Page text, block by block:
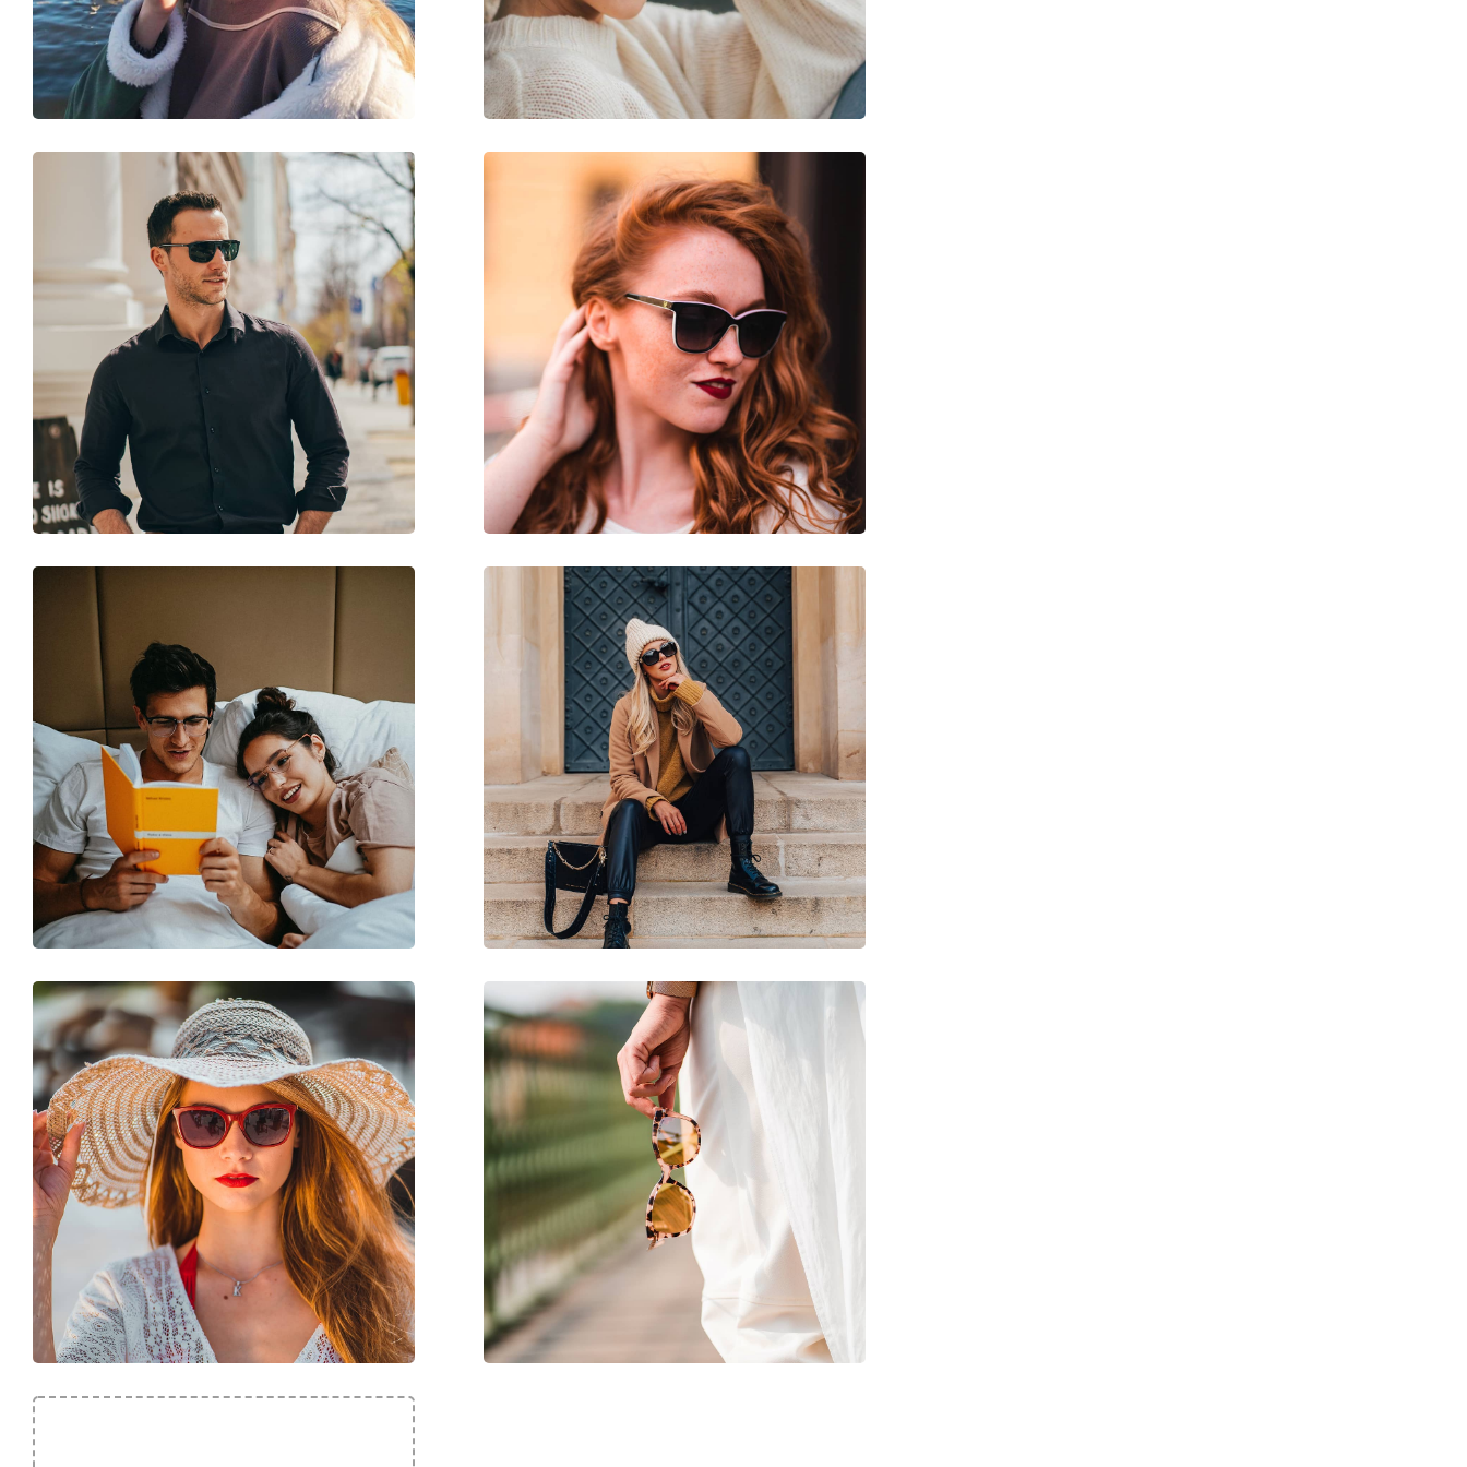
Largeur du pont:
16 mm
Poids:
60 g
Plaquettes de nez ajustables:
Non
Charnière à ressort:
Non
Accessoires
Non
Tissu de nettoyage:
Oui
Autres
Pour enfants
Catégorie:
Lunettes de soleil
Marque:
Oakley
Utilisation:
Sport
Sport:
Cyclisme, Course à pied, Randonnée, Pêche, Sports nautiques, Surf,
Voile, VTT
Code:
OJ 9005 06 59